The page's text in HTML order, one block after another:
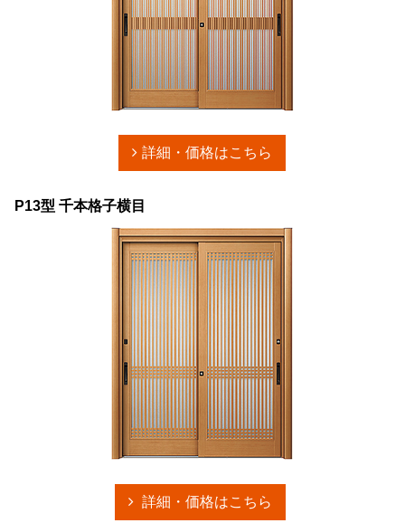
詳細・価格はこちら
P13型 千本格子横目
詳細・価格はこちら